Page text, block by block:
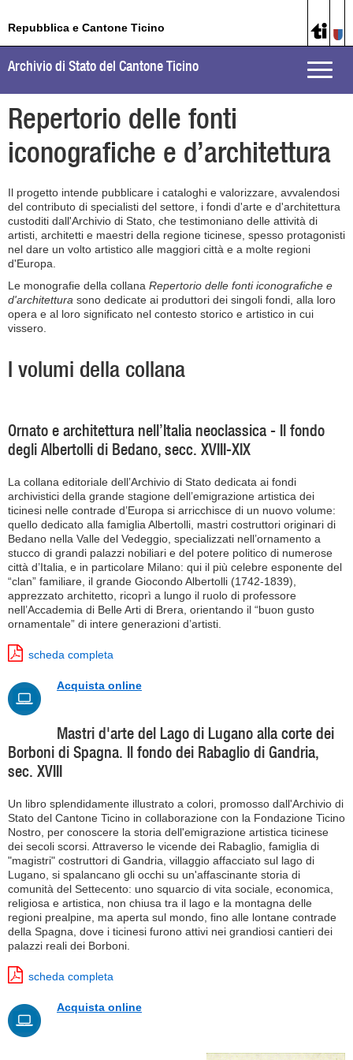
Repubblica e Cantone Ticino
Toggle
Archivio di Stato del Cantone Ticino
Repertorio delle fonti
iconografiche e d’architettura
Il progetto intende pubblicare i cataloghi e valorizzare, avvalendosi
del contributo di specialisti del settore, i fondi d'arte e d'architettura
custoditi dall'Archivio di Stato, che testimoniano delle attività di
artisti, architetti e maestri della regione ticinese, spesso protagonisti
nel dare un volto artistico alle maggiori città e a molte regioni
d'Europa.
Le monografie della collana Repertorio delle fonti iconografiche e
d'architettura sono dedicate ai produttori dei singoli fondi, alla loro
opera e al loro significato nel contesto storico e artistico in cui
vissero.
I volumi della collana
Ornato e architettura nell’Italia neoclassica - Il fondo
degli Albertolli di Bedano, secc. XVIII-XIX
La collana editoriale dell’Archivio di Stato dedicata ai fondi
archivistici della grande stagione dell’emigrazione artistica dei
ticinesi nelle contrade d’Europa si arricchisce di un nuovo volume:
quello dedicato alla famiglia Albertolli, mastri costruttori originari di
Bedano nella Valle del Vedeggio, specializzati nell’ornamento a
stucco di grandi palazzi nobiliari e del potere politico di numerose
città d’Italia, e in particolare Milano: qui il più celebre esponente del
“clan” familiare, il grande Giocondo Albertolli (1742-1839),
apprezzato architetto, ricoprì a lungo il ruolo di professore
nell’Accademia di Belle Arti di Brera, orientando il “buon gusto
ornamentale” di intere generazioni d’artisti.
scheda completa
Acquista online
Mastri d'arte del Lago di Lugano alla corte dei
Borboni di Spagna. Il fondo dei Rabaglio di Gandria,
sec. XVIII
Un libro splendidamente illustrato a colori, promosso dall'Archivio di
Stato del Cantone Ticino in collaborazione con la Fondazione Ticino
Nostro, per conoscere la storia dell'emigrazione artistica ticinese
dei secoli scorsi. Attraverso le vicende dei Rabaglio, famiglia di
"magistri" costruttori di Gandria, villaggio affacciato sul lago di
Lugano, si spalancano gli occhi su un'affascinante storia di
comunità del Settecento: uno squarcio di vita sociale, economica,
religiosa e artistica, non chiusa tra il lago e la montagna delle
regioni prealpine, ma aperta sul mondo, fino alle lontane contrade
della Spagna, dove i ticinesi furono attivi nei grandiosi cantieri dei
palazzi reali dei Borboni.
scheda completa
Acquista online